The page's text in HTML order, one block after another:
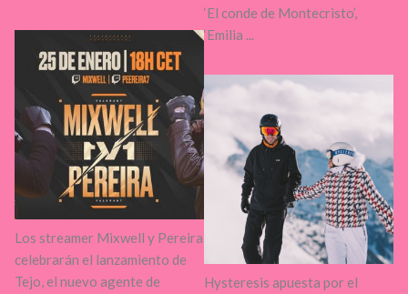
Los streamer Mixwell y Pereira
celebrarán el lanzamiento de
Tejo, el nuevo agente de
‘El conde de Montecristo’,
‘Emilia ...
Hysteresis apuesta por el